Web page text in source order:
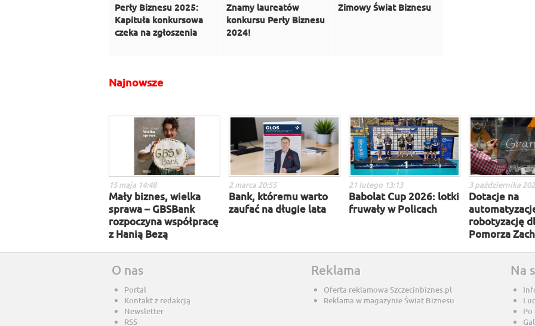
Perły Biznesu 2025:
Kapituła konkursowa
czeka na zgłoszenia
Znamy laureatów
konkursu Perły Biznesu
2024!
Zimowy Świat Biznesu
Najnowsze
15 maja 14:48
Mały biznes, wielka
sprawa – GBSBank
rozpoczyna współpracę
z Hanią Bezą
2 marca 20:55
Bank, któremu warto
zaufać na długie lata
21 lutego 13:13
Babolat Cup 2026: lotki
fruwały w Policach
3 października
Dotacje na
robotyzację
Pomorza
O nas
Portal
Kontakt z redakcją
Newsletter
RSS
Reklama
Oferta reklamowa Szczecinbiznes.pl
Reklama w magazynie Świat Biznesu
Na